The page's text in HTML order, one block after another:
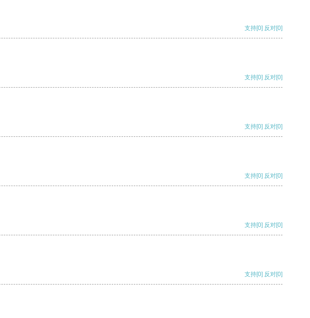
支持[0] 反对[0]
支持[0] 反对[0]
支持[0] 反对[0]
支持[0] 反对[0]
支持[0] 反对[0]
支持[0] 反对[0]